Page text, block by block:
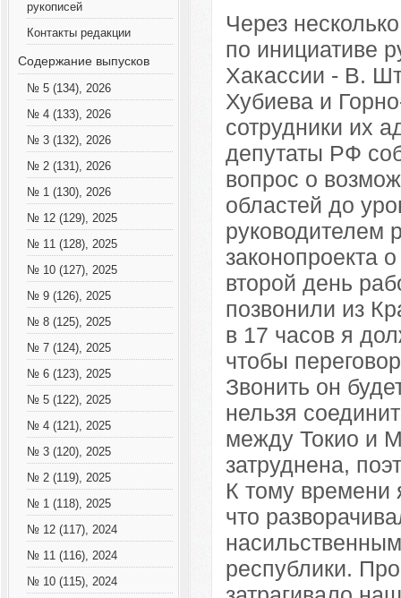
рукописей
Контакты редакции
Содержание выпусков
№ 5 (134), 2026
№ 4 (133), 2026
№ 3 (132), 2026
№ 2 (131), 2026
№ 1 (130), 2026
№ 12 (129), 2025
№ 11 (128), 2025
№ 10 (127), 2025
№ 9 (126), 2025
№ 8 (125), 2025
№ 7 (124), 2025
№ 6 (123), 2025
№ 5 (122), 2025
№ 4 (121), 2025
№ 3 (120), 2025
№ 2 (119), 2025
№ 1 (118), 2025
№ 12 (117), 2024
№ 11 (116), 2024
№ 10 (115), 2024
Через
по инициативе
Хакассии - В.
Хубиева и
сотрудники их
депутаты РФ
вопрос о
областей до
руководителем
законопроекта
второй день
позвонили из
в 17 часов я
чтобы
Звонить он
нельзя
между Токио и
затруднена,
К тому времени
что
республики.